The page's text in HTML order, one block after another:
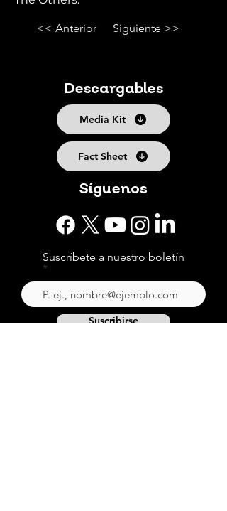
<< Anterior Siguiente >>
Descargables
Media Kit
Fact Sheet
Síguenos
Suscríbete a nuestro boletín
Suscribirse